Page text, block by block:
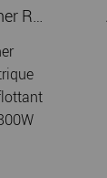
Atlantic - Plancher Rayonnant Electrique Soleka parquet flottant 100W/m2 8m2 800W (120405)